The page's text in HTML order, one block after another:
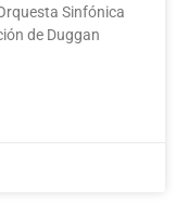
Sinfónica
de Duggan